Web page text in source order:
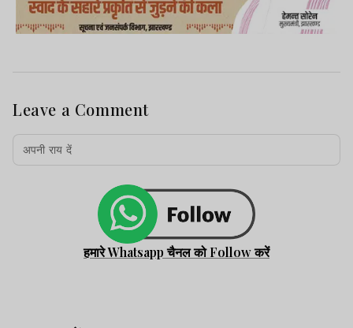
Leave a Comment
हमारे Whatsapp चैनल को Follow करें